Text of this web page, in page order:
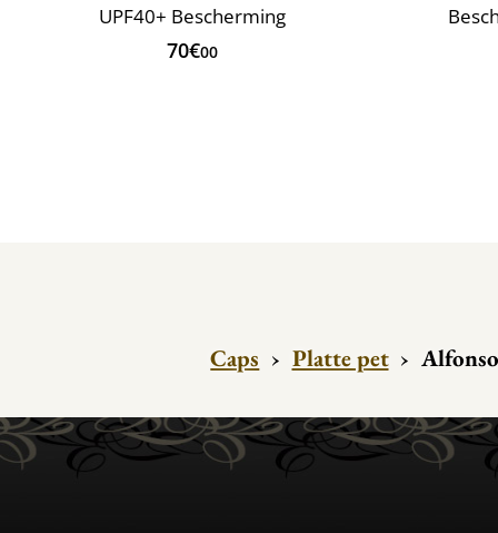
UPF40+ Bescherming
70€00
Caps › Platte pet ›